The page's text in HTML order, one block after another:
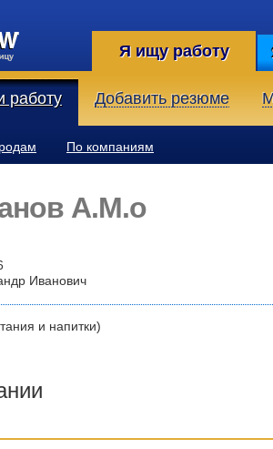
Я ищу работу
работу Добавить резюме
По компаниям
А.М.о
Иванович
и напитки)